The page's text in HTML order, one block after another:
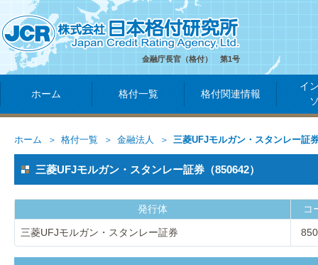
金融庁長官（格付） 第1号
ホーム 格付一覧 格付関連情報
イ
ホーム 格付一覧 金融法人 三菱UFJモルガン・スタンレー証
三菱UFJモルガン・スタンレー証券（850642）
発行体 コ
三菱UFJモルガン・スタンレー証券